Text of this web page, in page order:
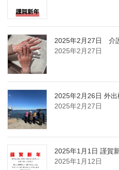
2025年2月27日 介
2025年2月27日
2025年2月26日 外出
2025年2月27日
2025年1月1日 謹賀
2025年1月12日